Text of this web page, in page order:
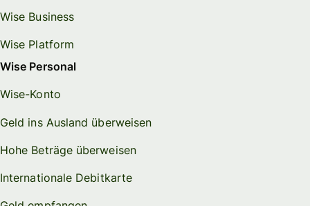
Wise Business
Wise Platform
Wise Personal
Wise-Konto
Geld ins Ausland überweisen
Hohe Beträge überweisen
Internationale Debitkarte